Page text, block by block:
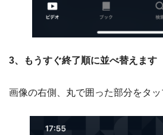
3、もうすぐ終了順に並べ替えます
画像の右側、丸で囲った部分をタッ